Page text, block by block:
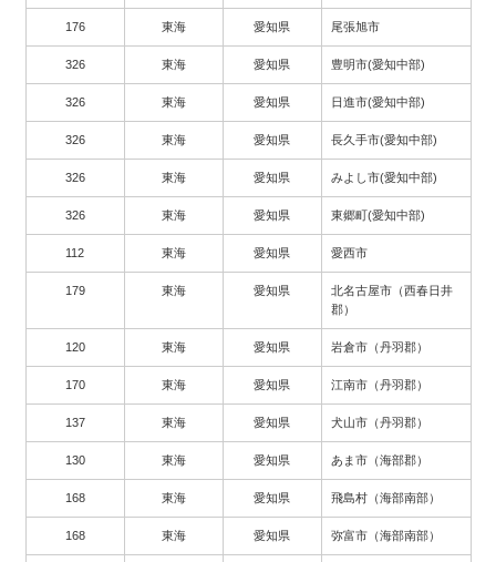
176 東海 愛知県 尾張旭市
326 東海 愛知県 豊明市(愛知中部)
326 東海 愛知県 日進市(愛知中部)
326 東海 愛知県 長久手市(愛知中部)
326 東海 愛知県 みよし市(愛知中部)
326 東海 愛知県 東郷町(愛知中部)
112 東海 愛知県 愛西市
179 東海 愛知県
北名古屋市（西春日井
郡）
120 東海 愛知県 岩倉市（丹羽郡）
170 東海 愛知県 江南市（丹羽郡）
137 東海 愛知県 犬山市（丹羽郡）
130 東海 愛知県 あま市（海部郡）
168 東海 愛知県 飛島村（海部南部）
168 東海 愛知県 弥富市（海部南部）